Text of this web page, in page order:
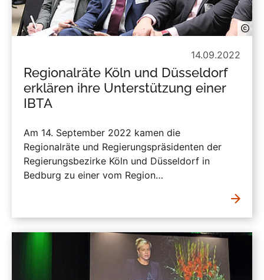
14.09.2022
Regionalräte Köln und Düsseldorf
erklären ihre Unterstützung einer
IBTA
Am 14. September 2022 kamen die
Regionalräte und Regierungspräsidenten der
Regierungsbezirke Köln und Düsseldorf in
Bedburg zu einer vom Region…